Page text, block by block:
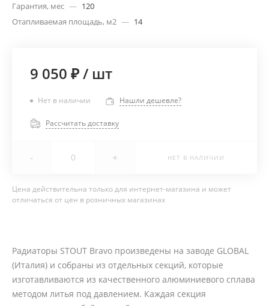
Гарантия, мес — 120
Отапливаемая площадь, м2 — 14
9 050 ₽/ шт
Нет в наличии Нашли дешевле?
Рассчитать доставку
- + НЕТ В НАЛИЧИИ
Цена действительна только для интернет-магазина и может
отличаться от цен в розничных магазинах
Радиаторы STOUT Bravo произведены на заводе GLOBAL
(Италия) и собраны из отдельных секций, которые
изготавливаются из качественного алюминиевого сплава
методом литья под давлением. Каждая секция